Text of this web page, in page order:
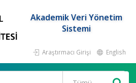
Akademik Veri Yönetim
Sistemi
Araştırmacı Girişi English